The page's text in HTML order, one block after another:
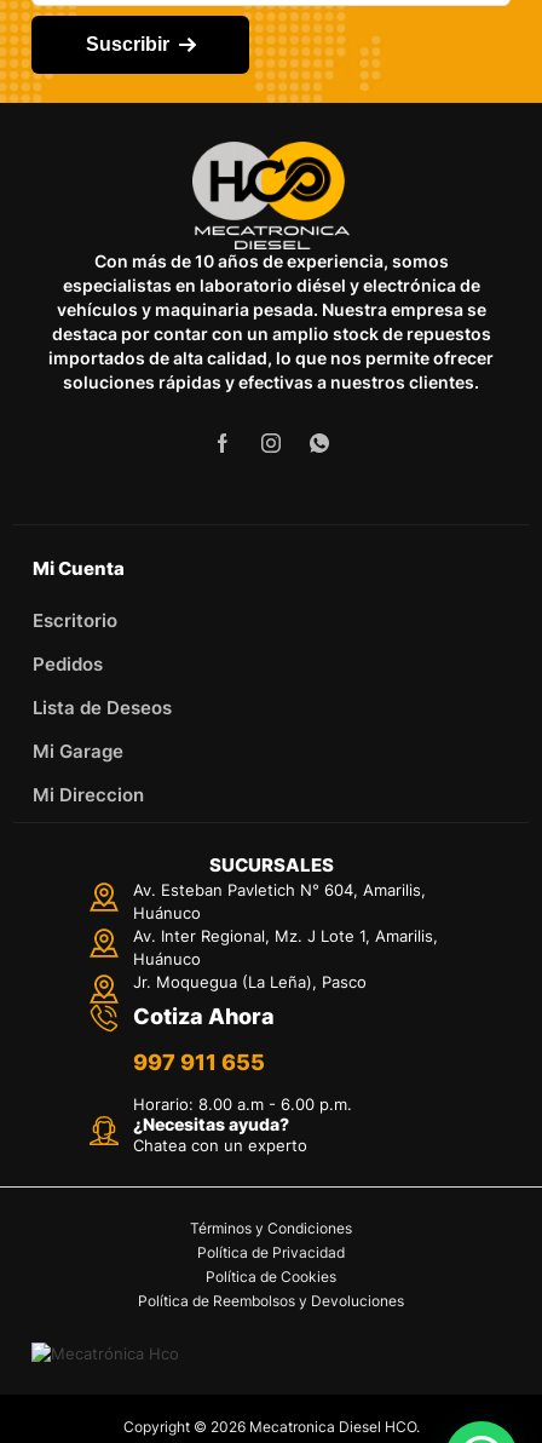
Suscribir
Con más de 10 años de experiencia, somos
especialistas en laboratorio diésel y electrónica de
vehículos y maquinaria pesada. Nuestra empresa se
destaca por contar con un amplio stock de repuestos
importados de alta calidad, lo que nos permite ofrecer
soluciones rápidas y efectivas a nuestros clientes.
Mi Cuenta
Escritorio
Pedidos
Lista de Deseos
Mi Garage
Mi Direccion
SUCURSALES
Av. Esteban Pavletich N° 604, Amarilis,
Huánuco
Av. Inter Regional, Mz. J Lote 1, Amarilis,
Huánuco
Jr. Moquegua (La Leña), Pasco
Cotiza Ahora
997 911 655
Horario:8.00 a.m - 6.00 p.m.
¿Necesitas ayuda?
Chatea con un experto
Términos y Condiciones
Política de Privacidad
Política de Cookies
Política de Reembolsos y Devoluciones
Copyright © 2026 Mecatronica Diesel HCO.